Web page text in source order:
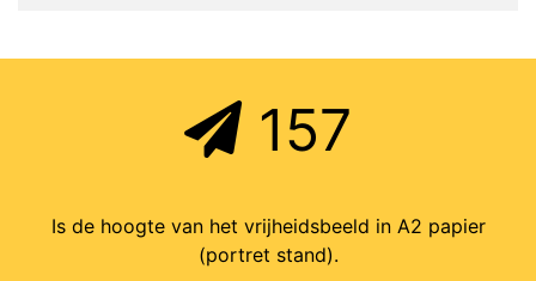
157
Is de hoogte van het vrijheidsbeeld in A2 papier
(portret stand).